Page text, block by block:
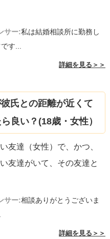
ない
。と思いますが、解決の
問者様には兆しが感じら
てください。
サー:私は結婚相談所に勤務し
す...
詳細を見る＞＞
氏との距離が近くて
良い？(18歳・女性）
友達（女性）で、かつ、
友達がいて、その友達と
サー:相談ありがとうございま
詳細を見る＞＞